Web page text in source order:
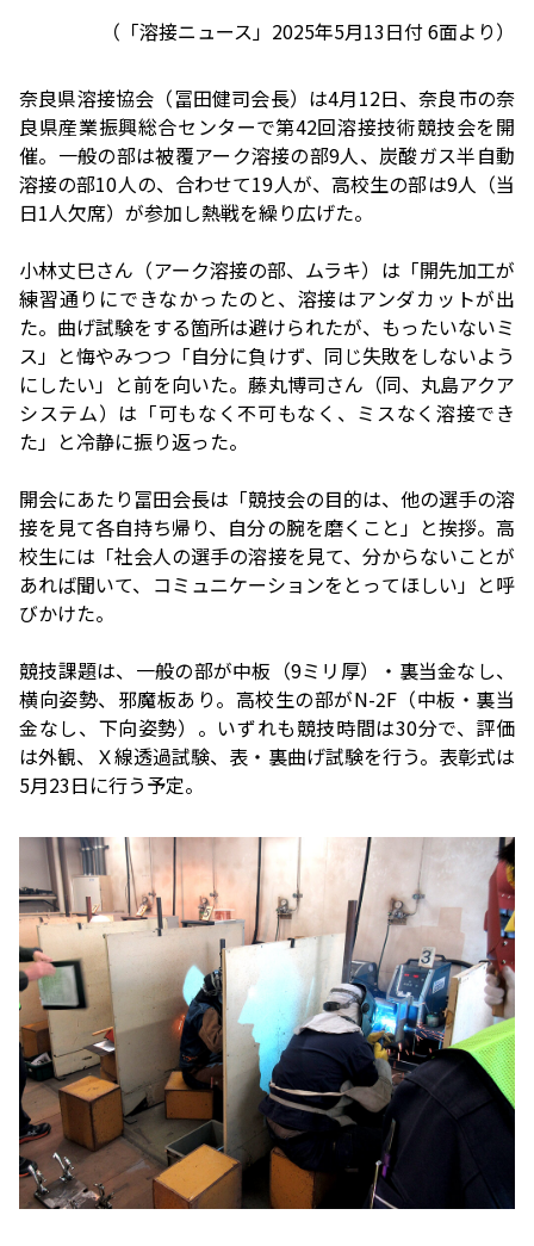
（「溶接ニュース」2025年5月13日付 6面より）
奈良県溶接協会（冨田健司会長）は4月12日、奈良市の奈
良県産業振興総合センターで第42回溶接技術競技会を開
催。一般の部は被覆アーク溶接の部9人、炭酸ガス半自動
溶接の部10人の、合わせて19人が、高校生の部は9人（当
日1人欠席）が参加し熱戦を繰り広げた。
小林丈巳さん（アーク溶接の部、ムラキ）は「開先加工が
練習通りにできなかったのと、溶接はアンダカットが出
た。曲げ試験をする箇所は避けられたが、もったいないミ
ス」と悔やみつつ「自分に負けず、同じ失敗をしないよう
にしたい」と前を向いた。藤丸博司さん（同、丸島アクア
システム）は「可もなく不可もなく、ミスなく溶接でき
た」と冷静に振り返った。
開会にあたり冨田会長は「競技会の目的は、他の選手の溶
接を見て各自持ち帰り、自分の腕を磨くこと」と挨拶。高
校生には「社会人の選手の溶接を見て、分からないことが
あれば聞いて、コミュニケーションをとってほしい」と呼
びかけた。
競技課題は、一般の部が中板（9ミリ厚）・裏当金なし、
横向姿勢、邪魔板あり。高校生の部がN-2F（中板・裏当
金なし、下向姿勢）。いずれも競技時間は30分で、評価
は外観、Ｘ線透過試験、表・裏曲げ試験を行う。表彰式は
5月23日に行う予定。